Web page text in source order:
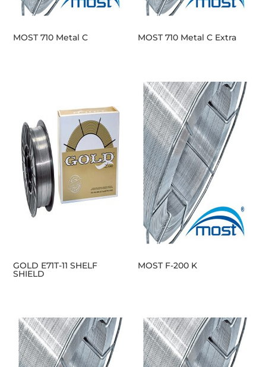
MOST 710 Metal C MOST 710 Metal C Extra
GOLD E71T-11 SHELF
SHIELD
MOST F-200 K